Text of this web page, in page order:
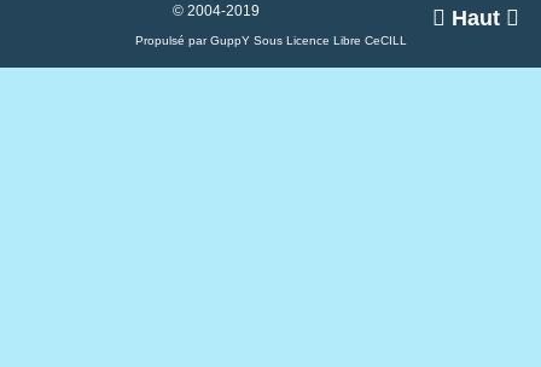
 Haut 
© 2004-2019
Propulsé par GuppY Sous Licence Libre CeCILL